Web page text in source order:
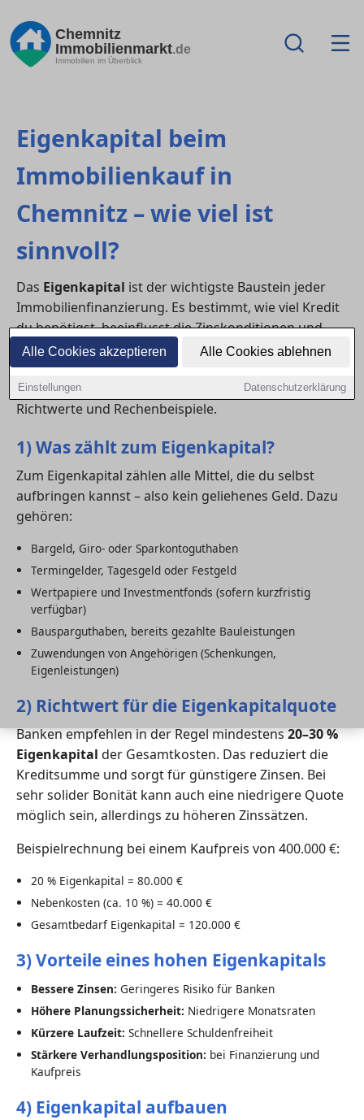
Alle Cookies akzeptieren Alle Cookies ablehnen
Einstellungen Datenschutzerklärung
Chemnitz
Immobilienmarkt.de
Immobilien im Überblick
Eigenkapital beim
Immobilienkauf in
Chemnitz – wie viel ist
sinnvoll?
Das Eigenkapital ist der wichtigste Baustein jeder
Immobilienfinanzierung. Es bestimmt, wie viel Kredit
du benötigst, beeinflusst die Zinskonditionen und
reduziert dein Risiko. Doch wie viel Eigenkapital ist
beim Immobilienkauf in Chemnitz wirklich
empfehlenswert? Hier erfährst du alle Grundlagen,
Richtwerte und Rechenbeispiele.
1) Was zählt zum Eigenkapital?
Zum Eigenkapital zählen alle Mittel, die du selbst
aufbringen kannst – also kein geliehenes Geld. Dazu
gehören:
Bargeld, Giro- oder Sparkontoguthaben
Termingelder, Tagesgeld oder Festgeld
Wertpapiere und Investmentfonds (sofern kurzfristig
verfügbar)
Bausparguthaben, bereits gezahlte Bauleistungen
Zuwendungen von Angehörigen (Schenkungen,
Eigenleistungen)
2) Richtwert für die Eigenkapitalquote
Banken empfehlen in der Regel mindestens20–30 %
Eigenkapital der Gesamtkosten. Das reduziert die
Kreditsumme und sorgt für günstigere Zinsen. Bei
sehr solider Bonität kann auch eine niedrigere Quote
möglich sein, allerdings zu höheren Zinssätzen.
Beispielrechnung bei einem Kaufpreis von 400.000 €:
20 % Eigenkapital = 80.000 €
Nebenkosten (ca. 10 %) = 40.000 €
Gesamtbedarf Eigenkapital = 120.000 €
3) Vorteile eines hohen Eigenkapitals
Bessere Zinsen: Geringeres Risiko für Banken
Höhere Planungssicherheit: Niedrigere Monatsraten
Kürzere Laufzeit: Schnellere Schuldenfreiheit
Stärkere Verhandlungsposition: bei Finanzierung und
Kaufpreis
4) Eigenkapital aufbauen